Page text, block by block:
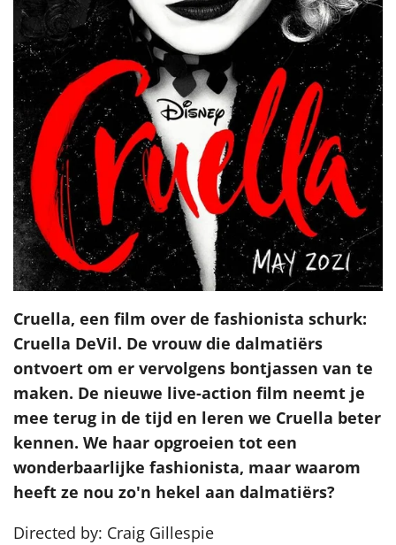
Cruella, een film over de fashionista schurk:
Cruella DeVil. De vrouw die dalmatiërs
ontvoert om er vervolgens bontjassen van te
maken. De nieuwe live-action film neemt je
mee terug in de tijd en leren we Cruella beter
kennen. We haar opgroeien tot een
wonderbaarlijke fashionista, maar waarom
heeft ze nou zo'n hekel aan dalmatiërs?
Directed by: Craig Gillespie